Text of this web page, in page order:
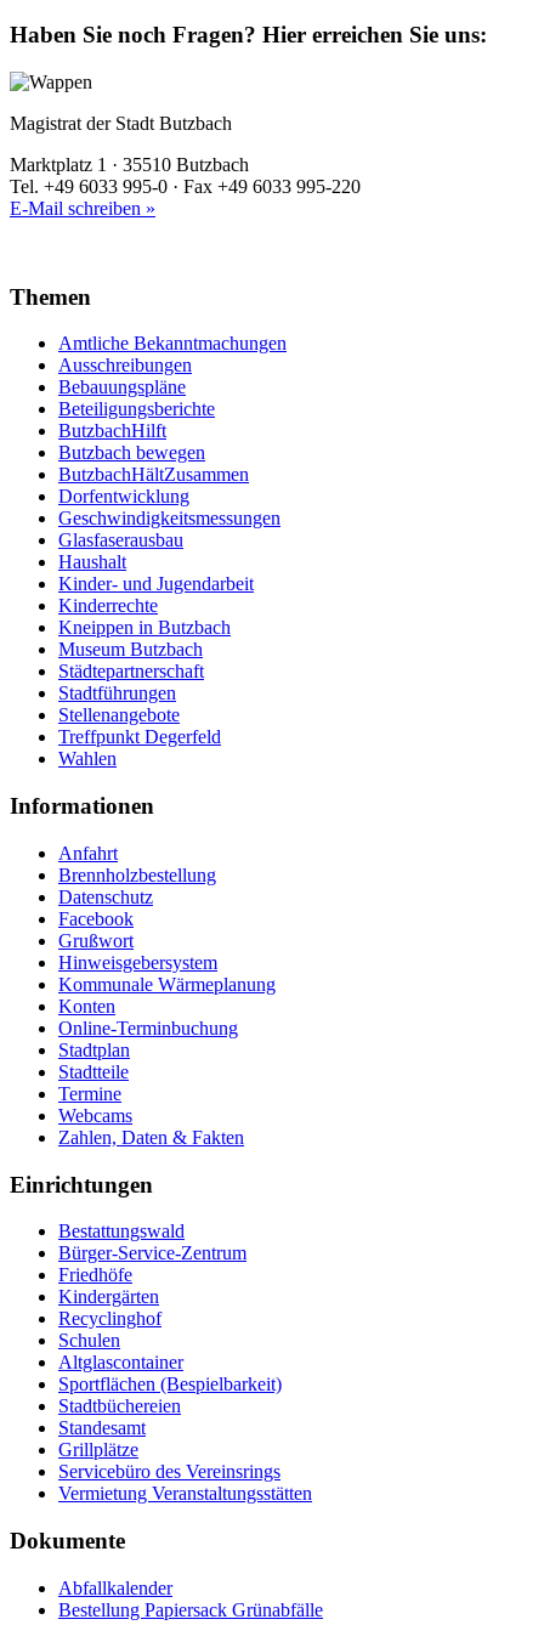
Haben Sie noch Fragen? Hier erreichen Sie uns:
Magistrat der Stadt Butzbach
Marktplatz 1 · 35510 Butzbach
Tel. +49 6033 995-0 · Fax +49 6033 995-220
E-Mail schreiben »
Themen
Amtliche Bekanntmachungen
Ausschreibungen
Bebauungspläne
Beteiligungsberichte
ButzbachHilft
Butzbach bewegen
ButzbachHältZusammen
Dorfentwicklung
Geschwindigkeitsmessungen
Glasfaserausbau
Haushalt
Kinder- und Jugendarbeit
Kinderrechte
Kneippen in Butzbach
Museum Butzbach
Städtepartnerschaft
Stadtführungen
Stellenangebote
Treffpunkt Degerfeld
Wahlen
Informationen
Anfahrt
Brennholzbestellung
Datenschutz
Facebook
Grußwort
Hinweisgebersystem
Kommunale Wärmeplanung
Konten
Online-Terminbuchung
Stadtplan
Stadtteile
Termine
Webcams
Zahlen, Daten & Fakten
Einrichtungen
Bestattungswald
Bürger-Service-Zentrum
Friedhöfe
Kindergärten
Recyclinghof
Schulen
Altglascontainer
Sportflächen (Bespielbarkeit)
Stadtbüchereien
Standesamt
Grillplätze
Servicebüro des Vereinsrings
Vermietung Veranstaltungsstätten
Dokumente
Abfallkalender
Bestellung Papiersack Grünabfälle